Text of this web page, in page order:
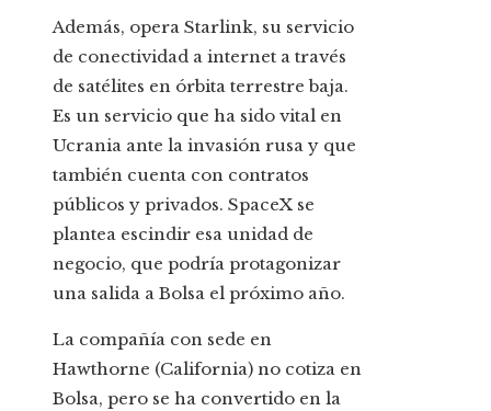
Además, opera Starlink, su servicio
de conectividad a internet a través
de satélites en órbita terrestre baja.
Es un servicio que ha sido vital en
Ucrania ante la invasión rusa y que
también cuenta con contratos
públicos y privados. SpaceX se
plantea escindir esa unidad de
negocio, que podría protagonizar
una salida a Bolsa el próximo año.
La compañía con sede en
Hawthorne (California) no cotiza en
Bolsa, pero se ha convertido en la